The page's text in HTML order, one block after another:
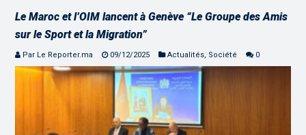
Le Maroc et l’OIM lancent à Genève “Le Groupe des Amis
sur le Sport et la Migration”
Par Le Reporter.ma 09/12/2025 Actualités, Société 0